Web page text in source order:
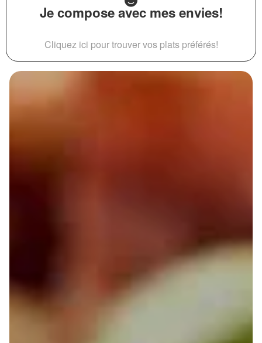
Je compose avec mes envies!
Cliquez ici pour trouver vos plats préférés!